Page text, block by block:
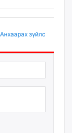
Анхаарах зүйлс